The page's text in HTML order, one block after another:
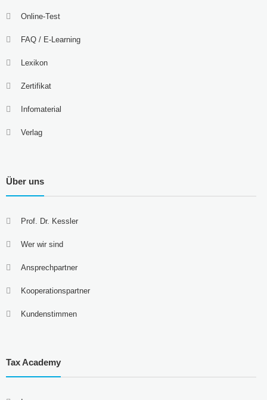
Online-Test
FAQ / E-Learning
Lexikon
Zertifikat
Infomaterial
Verlag
Über uns
Prof. Dr. Kessler
Wer wir sind
Ansprechpartner
Kooperationspartner
Kundenstimmen
Tax Academy